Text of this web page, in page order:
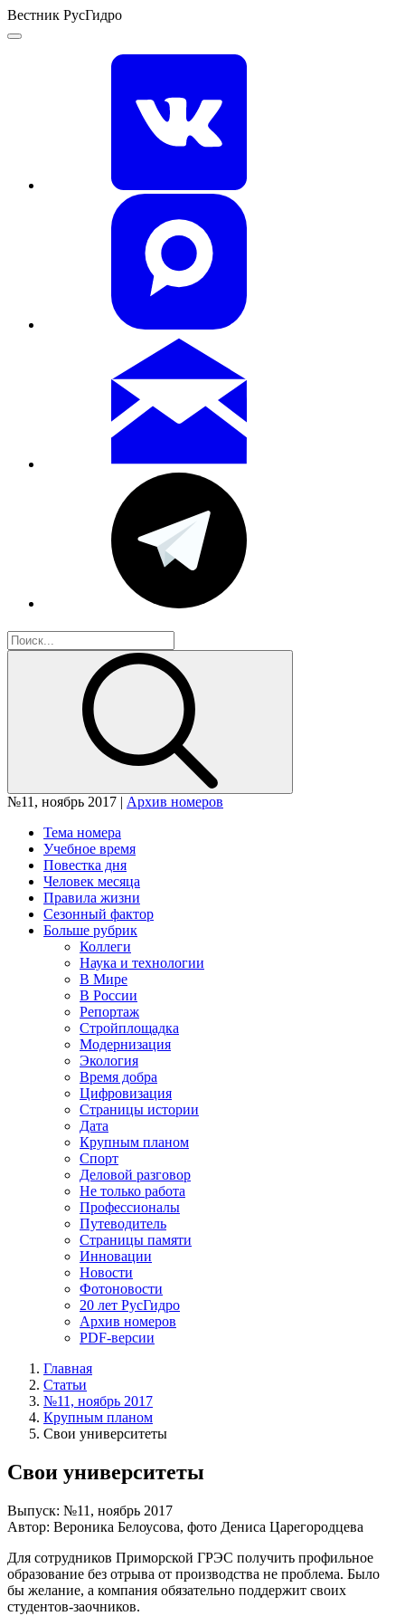
Вестник РусГидро
№11, ноябрь 2017 | Архив номеров
Тема номера
Учебное время
Повестка дня
Человек месяца
Правила жизни
Сезонный фактор
Больше рубрик
Коллеги
Наука и технологии
В Мире
В России
Репортаж
Стройплощадка
Модернизация
Экология
Время добра
Цифровизация
Страницы истории
Дата
Крупным планом
Спорт
Деловой разговор
Не только работа
Профессионалы
Путеводитель
Страницы памяти
Инновации
Новости
Фотоновости
20 лет РусГидро
Архив номеров
PDF-версии
Главная
Статьи
№11, ноябрь 2017
Крупным планом
Свои университеты
Свои университеты
Выпуск: №11, ноябрь 2017
Автор: Вероника Белоусова, фото Дениса Царегородцева
Для сотрудников Приморской ГРЭС получить профильное
образование без отрыва от производства не проблема. Было
бы желание, а компания обязательно поддержит своих
студентов-заочников.